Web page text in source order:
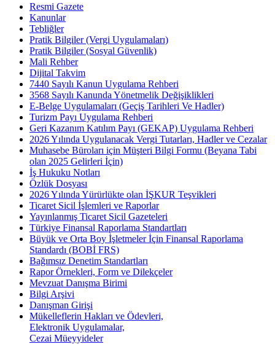
Resmi Gazete
Kanunlar
Tebliğler
Pratik Bilgiler (Vergi Uygulamaları)
Pratik Bilgiler (Sosyal Güvenlik)
Mali Rehber
Dijital Takvim
7440 Sayılı Kanun Uygulama Rehberi
3568 Sayılı Kanunda Yönetmelik Değişiklikleri
E-Belge Uygulamaları (Geçiş Tarihleri Ve Hadler)
Turizm Payı Uygulama Rehberi
Geri Kazanım Katılım Payı (GEKAP) Uygulama Rehberi
2026 Yılında Uygulanacak Vergi Tutarları, Hadler ve Cezalar
Muhasebe Büroları için Müşteri Bilgi Formu (Beyana Tabi
olan 2025 Gelirleri İçin)
İş Hukuku Notları
Özlük Dosyası
2026 Yılında Yürürlükte olan İŞKUR Teşvikleri
Ticaret Sicil İşlemleri ve Raporlar
Yayınlanmış Ticaret Sicil Gazeteleri
Türkiye Finansal Raporlama Standartları
Büyük ve Orta Boy İşletmeler İçin Finansal Raporlama
Standardı (BOBİ FRS)
Bağımsız Denetim Standartları
Rapor Örnekleri, Form ve Dilekçeler
Mevzuat Danışma Birimi
Bilgi Arşivi
Danışman Girişi
Mükelleflerin Hakları ve Ödevleri,
Elektronik Uygulamalar,
Cezai Müeyyideler